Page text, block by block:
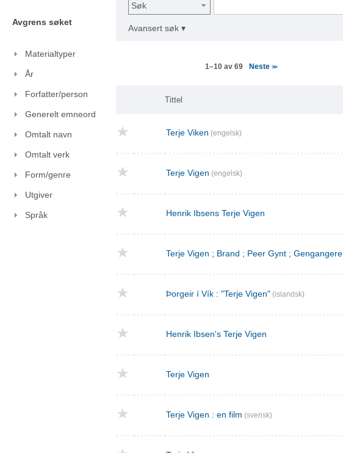
Avgrens søket
Materialtyper
År
Forfatter/person
Generelt emneord
Omtalt navn
Omtalt verk
Form/genre
Utgiver
Språk
Søk
Avansert søk ▾
1–10 av 69 Neste>>
Tittel
Terje Viken (engelsk)
Terje Vigen (engelsk)
Henrik Ibsens Terje Vigen
Terje Vigen ; Brand ; Peer Gynt ; Gengangere
Þorgeir í Vík : "Terje Vigen" (islandsk)
Henrik Ibsen's Terje Vigen
Terje Vigen
Terje Vigen : en film (svensk)